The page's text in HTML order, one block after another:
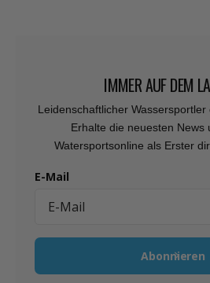
IMMER AUF DEM
Leidenschaftlicher
Erhalte die neuesten News
Watersportsonline als Erster
E-Mail
Abonnieren